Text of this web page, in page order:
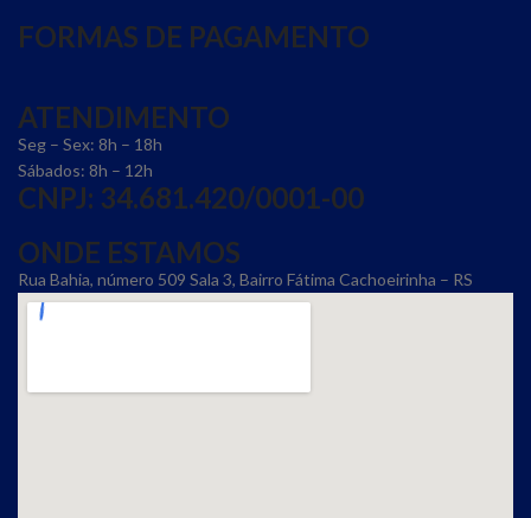
FORMAS DE PAGAMENTO
ATENDIMENTO
Seg – Sex: 8h – 18h
Sábados: 8h – 12h
CNPJ: 34.681.420/0001-00
ONDE ESTAMOS
Rua Bahia, número 509 Sala 3, Bairro Fátima Cachoeirinha – RS